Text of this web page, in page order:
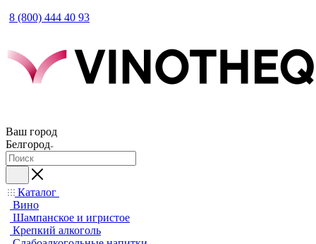
8 (800) 444 40 93
Ваш город
Белгород
Каталог
Вино
Шампанское и игристое
Крепкий алкоголь